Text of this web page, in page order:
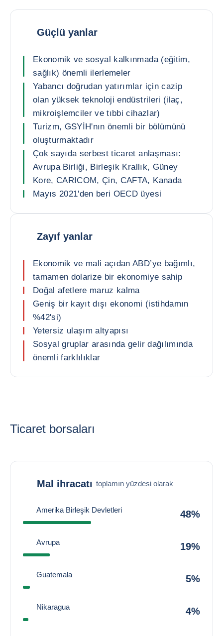
Güçlü yanlar
Ekonomik ve sosyal kalkınmada (eğitim,
sağlık) önemli ilerlemeler
Yabancı doğrudan yatırımlar için cazip
olan yüksek teknoloji endüstrileri (ilaç,
mikroişlemciler ve tıbbi cihazlar)
Turizm, GSYİH'nın önemli bir bölümünü
oluşturmaktadır
Çok sayıda serbest ticaret anlaşması:
Avrupa Birliği, Birleşik Krallık, Güney
Kore, CARICOM, Çin, CAFTA, Kanada
Mayıs 2021'den beri OECD üyesi
Zayıf yanlar
Ekonomik ve mali açıdan ABD’ye bağımlı,
tamamen dolarize bir ekonomiye sahip
Doğal afetlere maruz kalma
Geniş bir kayıt dışı ekonomi (istihdamın
%42'si)
Yetersiz ulaşım altyapısı
Sosyal gruplar arasında gelir dağılımında
önemli farklılıklar
Ticaret borsaları
Mal ihracatı toplamın yüzdesi olarak
Amerika Birleşik Devletleri 48%
Avrupa 19%
Guatemala 5%
Nikaragua 4%